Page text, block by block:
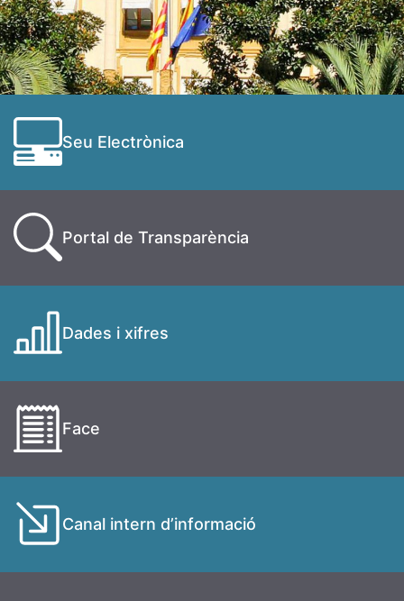
Seu Electrònica
Portal de Transparència
Dades i xifres
Face
Canal intern d’informació